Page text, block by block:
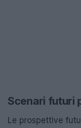
Scenari futuri
Le prospettive